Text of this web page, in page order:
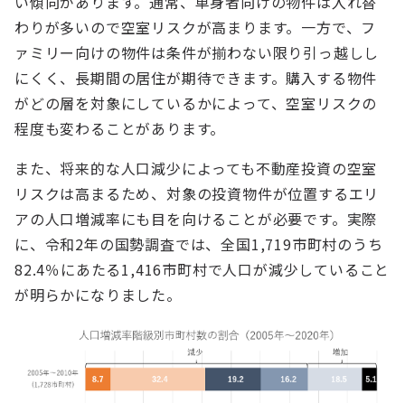
わりが多いので空室リスクが高まります。一方で、フ
ァミリー向けの物件は条件が揃わない限り引っ越しし
にくく、長期間の居住が期待できます。購入する物件
がどの層を対象にしているかによって、空室リスクの
程度も変わることがあります。
また、将来的な人口減少によっても不動産投資の空室
リスクは高まるため、対象の投資物件が位置するエリ
アの人口増減率にも目を向けることが必要です。実際
に、令和2年の国勢調査では、全国1,719市町村のうち
82.4％にあたる1,416市町村で人口が減少していること
が明らかになりました。